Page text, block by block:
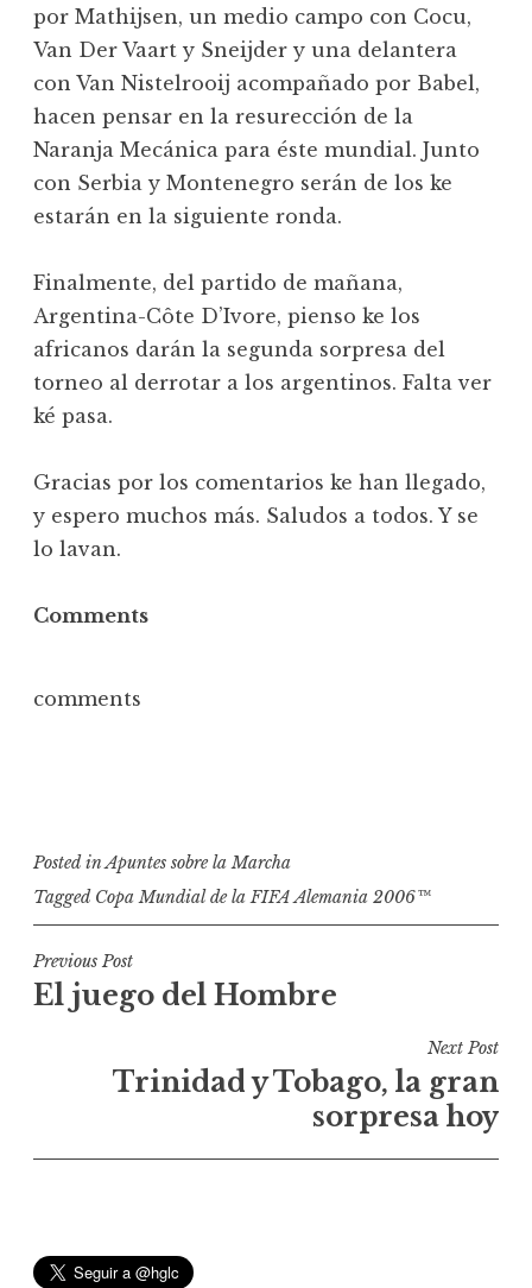
por Mathijsen, un medio campo con Cocu,
Van Der Vaart y Sneijder y una delantera
con Van Nistelrooij acompañado por Babel,
hacen pensar en la resurección de la
Naranja Mecánica para éste mundial. Junto
con Serbia y Montenegro serán de los ke
estarán en la siguiente ronda.
Finalmente, del partido de mañana,
Argentina-Côte D’Ivore, pienso ke los
africanos darán la segunda sorpresa del
torneo al derrotar a los argentinos. Falta ver
ké pasa.
Gracias por los comentarios ke han llegado,
y espero muchos más. Saludos a todos. Y se
lo lavan.
Comments
comments
Posted inApuntes sobre la Marcha
Tagged Copa Mundial de la FIFA Alemania 2006™
N
a
n
Previous Post
El juego del Hombre
Next Post
Trinidad y Tobago, la gran
sorpresa hoy